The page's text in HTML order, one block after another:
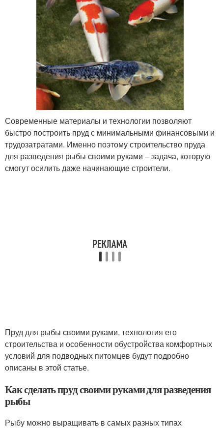
Современные материалы и технологии позволяют
быстро построить пруд с минимальными финансовыми и
трудозатратами. Именно поэтому строительство пруда
для разведения рыбы своими руками – задача, которую
смогут осилить даже начинающие строители.
Пруд для рыбы своими руками, технология его
строительства и особенности обустройства комфортных
условий для подводных питомцев будут подробно
описаны в этой статье.
Как сделать пруд своими руками для разведения
рыбы
Рыбу можно выращивать в самых разных типах